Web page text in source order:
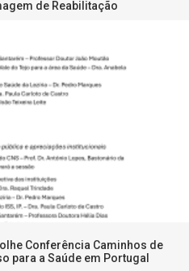
de Reabilitação
Conferência Caminhos de
para a Saúde em Portugal